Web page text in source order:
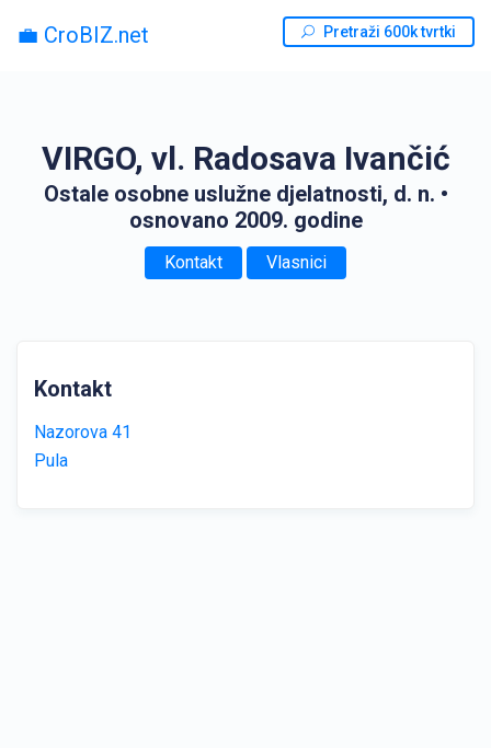
💼 CroBIZ.net Pretraži 600k tvrtki
VIRGO, vl. Radosava Ivančić
Ostale osobne uslužne djelatnosti, d. n. •
osnovano 2009. godine
Kontakt Vlasnici
Kontakt
Nazorova 41
Pula